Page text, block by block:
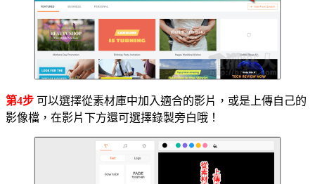
第4步 可以選擇從素材庫中加入適合的影片，或是上傳自己的
影像檔，在影片下方還可選擇錄製旁白哦！